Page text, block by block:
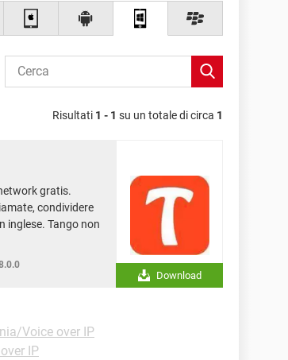
Risultati 1 - 1 su un totale di circa 1
gratis.
condividere
inglese. Tango non
Download
Voice over IP
IP